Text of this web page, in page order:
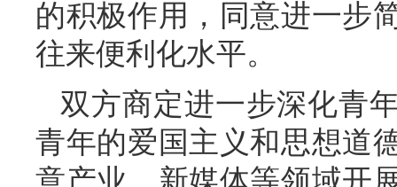
的积极作用，同意进一步
往来便利化水平。
双方商定进一步深化青
青年的爱国主义和思想道
意产业、新媒体等领域开